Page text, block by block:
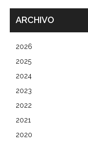
ARCHIVO
2026
2025
2024
2023
2022
2021
2020